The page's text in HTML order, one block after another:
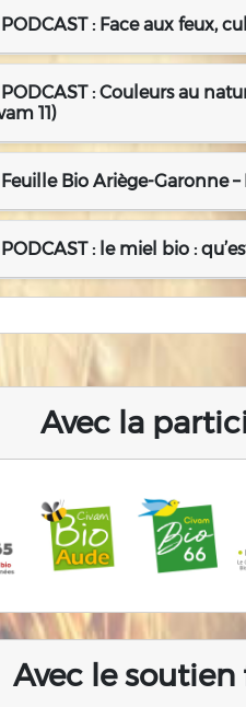
: Face aux feux,
: Couleurs au
11)
Bio Ariège-Garonne
: le miel bio :
Avec la
Avec le